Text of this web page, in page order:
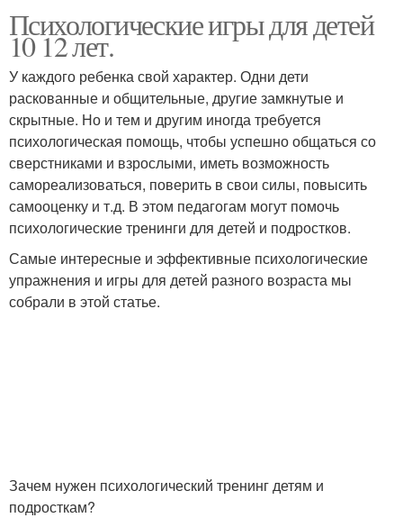
Психологические игры для детей
10 12 лет.
У каждого ребенка свой характер. Одни дети
раскованные и общительные, другие замкнутые и
скрытные. Но и тем и другим иногда требуется
психологическая помощь, чтобы успешно общаться со
сверстниками и взрослыми, иметь возможность
самореализоваться, поверить в свои силы, повысить
самооценку и т.д. В этом педагогам могут помочь
психологические тренинги для детей и подростков.
Самые интересные и эффективные психологические
упражнения и игры для детей разного возраста мы
собрали в этой статье.
Зачем нужен психологический тренинг детям и
подросткам?